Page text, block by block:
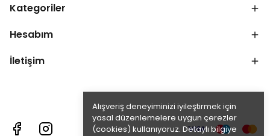
Alışveriş deneyiminizi iyileştirmek için
yasal düzenlemelere uygun çerezler
(cookies) kullanıyoruz. Detaylı bilgiye
Kategoriler
Hesabım
İletişim